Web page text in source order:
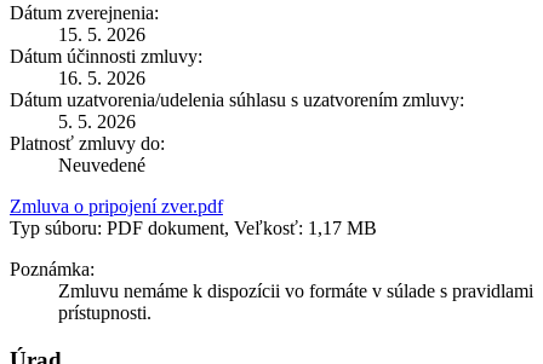
Dátum zverejnenia:
15. 5. 2026
Dátum účinnosti zmluvy:
16. 5. 2026
Dátum uzatvorenia/udelenia súhlasu s uzatvorením zmluvy:
5. 5. 2026
Platnosť zmluvy do:
Neuvedené
Zmluva o pripojení zver.pdf
Typ súboru: PDF dokument, Veľkosť: 1,17 MB
Poznámka:
Zmluvu nemáme k dispozícii vo formáte v súlade s pravidlami
prístupnosti.